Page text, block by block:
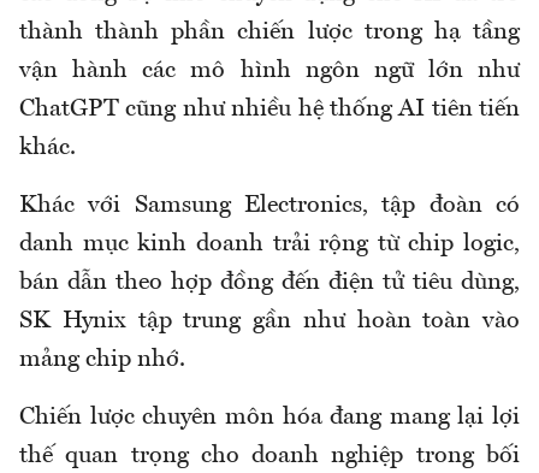
thành thành phần chiến lược trong hạ tầng
vận hành các mô hình ngôn ngữ lớn như
ChatGPT cũng như nhiều hệ thống AI tiên tiến
khác.
Khác với Samsung Electronics, tập đoàn có
danh mục kinh doanh trải rộng từ chip logic,
bán dẫn theo hợp đồng đến điện tử tiêu dùng,
SK Hynix tập trung gần như hoàn toàn vào
mảng chip nhớ.
Chiến lược chuyên môn hóa đang mang lại lợi
thế quan trọng cho doanh nghiệp trong bối